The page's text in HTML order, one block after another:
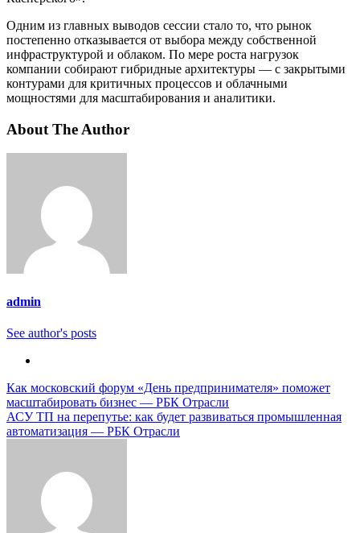
Одним из главных выводов сессии стало то, что рынок
постепенно отказывается от выбора между собственной
инфраструктурой и облаком. По мере роста нагрузок
компании собирают гибридные архитектуры — с закрытыми
контурами для критичных процессов и облачными
мощностями для масштабирования и аналитики.
About The Author
admin
See author's posts
Навигация
по
записям
Как московский форум «День предпринимателя» поможет
масштабировать бизнес — РБК Отрасли
АСУ ТП на перепутье: как будет развиваться промышленная
автоматизация — РБК Отрасли